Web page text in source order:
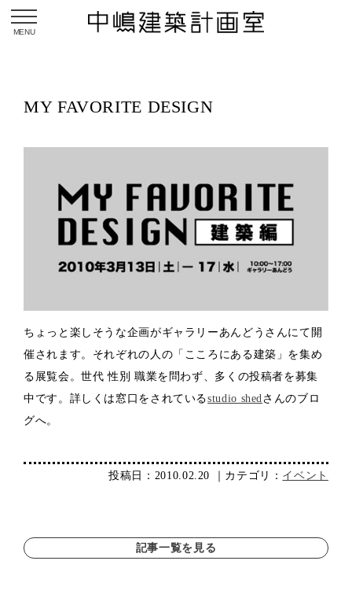
MY FAVORITE DESIGN
ちょっと楽しそうな企画がギャラリーあんどうさんにて開
催されます。それぞれの人の「こころにある建築」を集め
る展覧会。世代 性別 職業を問わず、多くの投稿者を募集
中です。詳しくは窓口をされているstudio shedさんのブロ
グへ。
投稿日：2010.02.20 ｜カテゴリ： イベント
記事一覧を見る
toggle navigation